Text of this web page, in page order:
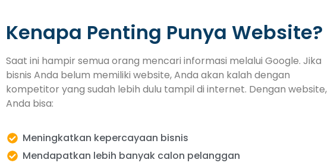
Kenapa Penting Punya Website?
Saat ini hampir semua orang mencari informasi melalui Google. Jika
bisnis Anda belum memiliki website, Anda akan kalah dengan
kompetitor yang sudah lebih dulu tampil di internet. Dengan website,
Anda bisa:
Meningkatkan kepercayaan bisnis
Mendapatkan lebih banyak calon pelanggan